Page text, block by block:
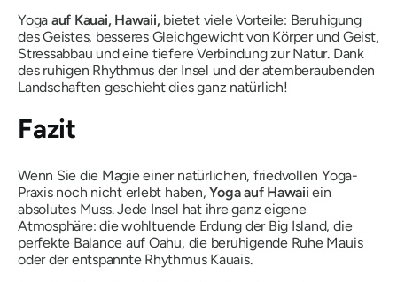
Yoga auf Kauai, Hawaii,bietet viele Vorteile: Beruhigung
des Geistes, besseres Gleichgewicht von Körper und Geist,
Stressabbau und eine tiefere Verbindung zur Natur. Dank
des ruhigen Rhythmus der Insel und der atemberaubenden
Landschaften geschieht dies ganz natürlich!
Fazit
Wenn Sie die Magie einer natürlichen, friedvollen Yoga-
Praxis noch nicht erlebt haben,Yoga auf Hawaii ein
absolutes Muss. Jede Insel hat ihre ganz eigene
Atmosphäre: die wohltuende Erdung der Big Island, die
perfekte Balance auf Oahu, die beruhigende Ruhe Mauis
oder der entspannte Rhythmus Kauais.